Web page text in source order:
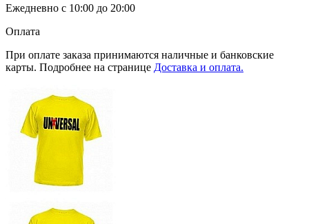
Ежедневно с 10:00 до 20:00
Оплата
При оплате заказа принимаются наличные и банковские
карты. Подробнее на странице Доставка и оплата.